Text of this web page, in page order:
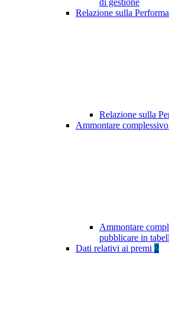
di gestione
Relazione sulla
Relazione sulla
Ammontare
Ammontare
pubblicare in
Dati relativi ai premi 2